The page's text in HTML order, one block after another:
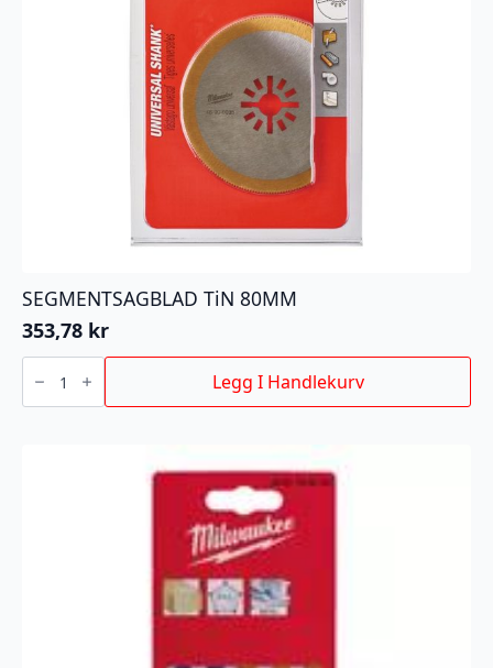
SEGMENTSAGBLAD TiN 80MM
353,78 kr
SEGMENTSAGBLAD
TiN
80MM
antall
Legg I Handlekurv